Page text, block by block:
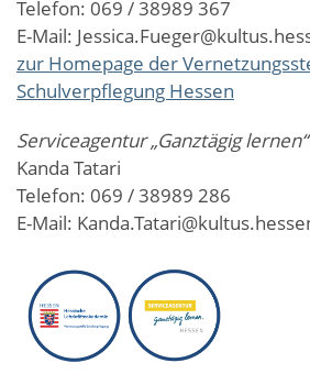
Telefon: 069 / 38989 367
E-Mail:
zur Homepage der
Schulverpflegung Hessen
Serviceagentur „Ganztägig
Kanda Tatari
Telefon: 069 / 38989 286
E-Mail: